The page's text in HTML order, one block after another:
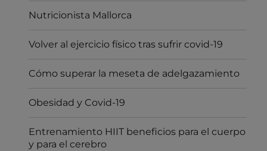
Nutricionista Mallorca
Volver al ejercicio físico tras sufrir covid-19
Cómo superar la meseta de adelgazamiento
Obesidad y Covid-19
Entrenamiento HIIT beneficios para el cuerpo
y para el cerebro